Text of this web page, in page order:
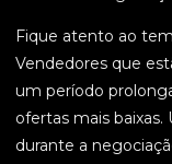
Fique atento ao
Vendedores que
um período
ofertas mais baixas.
durante a